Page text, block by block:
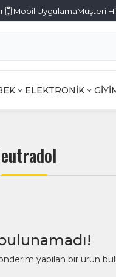
Mobil UygulamaMüşteri
ELEKTRONİK
yapılan bir ürün